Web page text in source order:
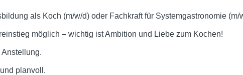
als Koch (m/w/d) oder Fachkraft für Systemgastronomie (m/
möglich – wichtig ist Ambition und Liebe zum Kochen!
planvoll.